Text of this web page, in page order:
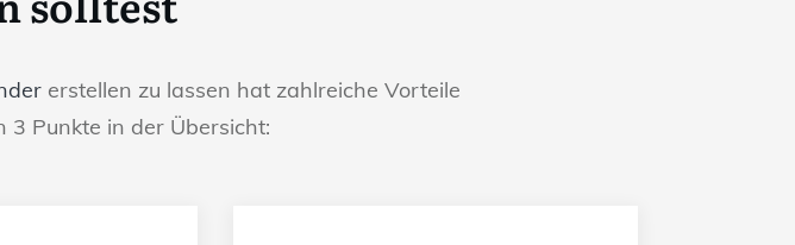
erstellen zu lassen hat zahlreiche Vorteile
3 Punkte in der Übersicht: